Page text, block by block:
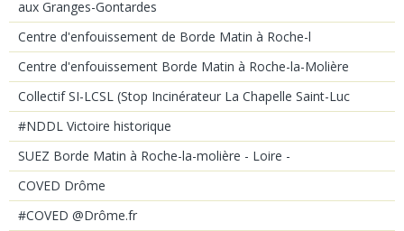
aux Granges-Gontardes
Centre d'enfouissement de Borde Matin à Roche-l
Centre d'enfouissement Borde Matin à Roche-la-Molière
Collectif SI-LCSL (Stop Incinérateur La Chapelle Saint-Luc
#NDDL Victoire historique
SUEZ Borde Matin à Roche-la-molière - Loire -
COVED Drôme
#COVED @Drôme.fr